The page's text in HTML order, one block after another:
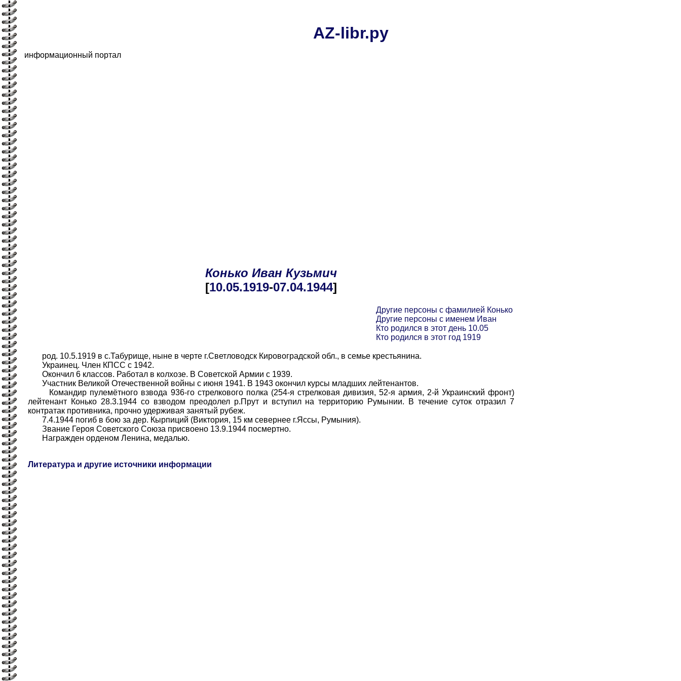
AZ-libr.ру
информационный портал
Конько Иван Кузьмич
[10.05.1919-07.04.1944]
Другие персоны с фамилией Конько
Другие персоны с именем Иван
Кто родился в этот день 10.05
Кто родился в этот год 1919
род. 10.5.1919 в с.Табурище, ныне в черте г.Светловодск Кировоградской обл., в семье крестьянина.
Украинец. Член КПСС с 1942.
Окончил 6 классов. Работал в колхозе. В Советской Армии с 1939.
Участник Великой Отечественной войны с июня 1941. В 1943 окончил курсы младших лейтенантов.
Командир пулемётного взвода 936-го стрелкового полка (254-я стрелковая дивизия, 52-я армия, 2-й Украинский фронт)
лейтенант Конько 28.3.1944 со взводом преодолел р.Прут и вступил на территорию Румынии. В течение суток отразил 7
контратак противника, прочно удерживая занятый рубеж.
7.4.1944 погиб в бою за дер. Кырпиций (Виктория, 15 км севернее г.Яссы, Румыния).
Звание Героя Советского Союза присвоено 13.9.1944 посмертно.
Награжден орденом Ленина, медалью.
Литература и другие источники информации